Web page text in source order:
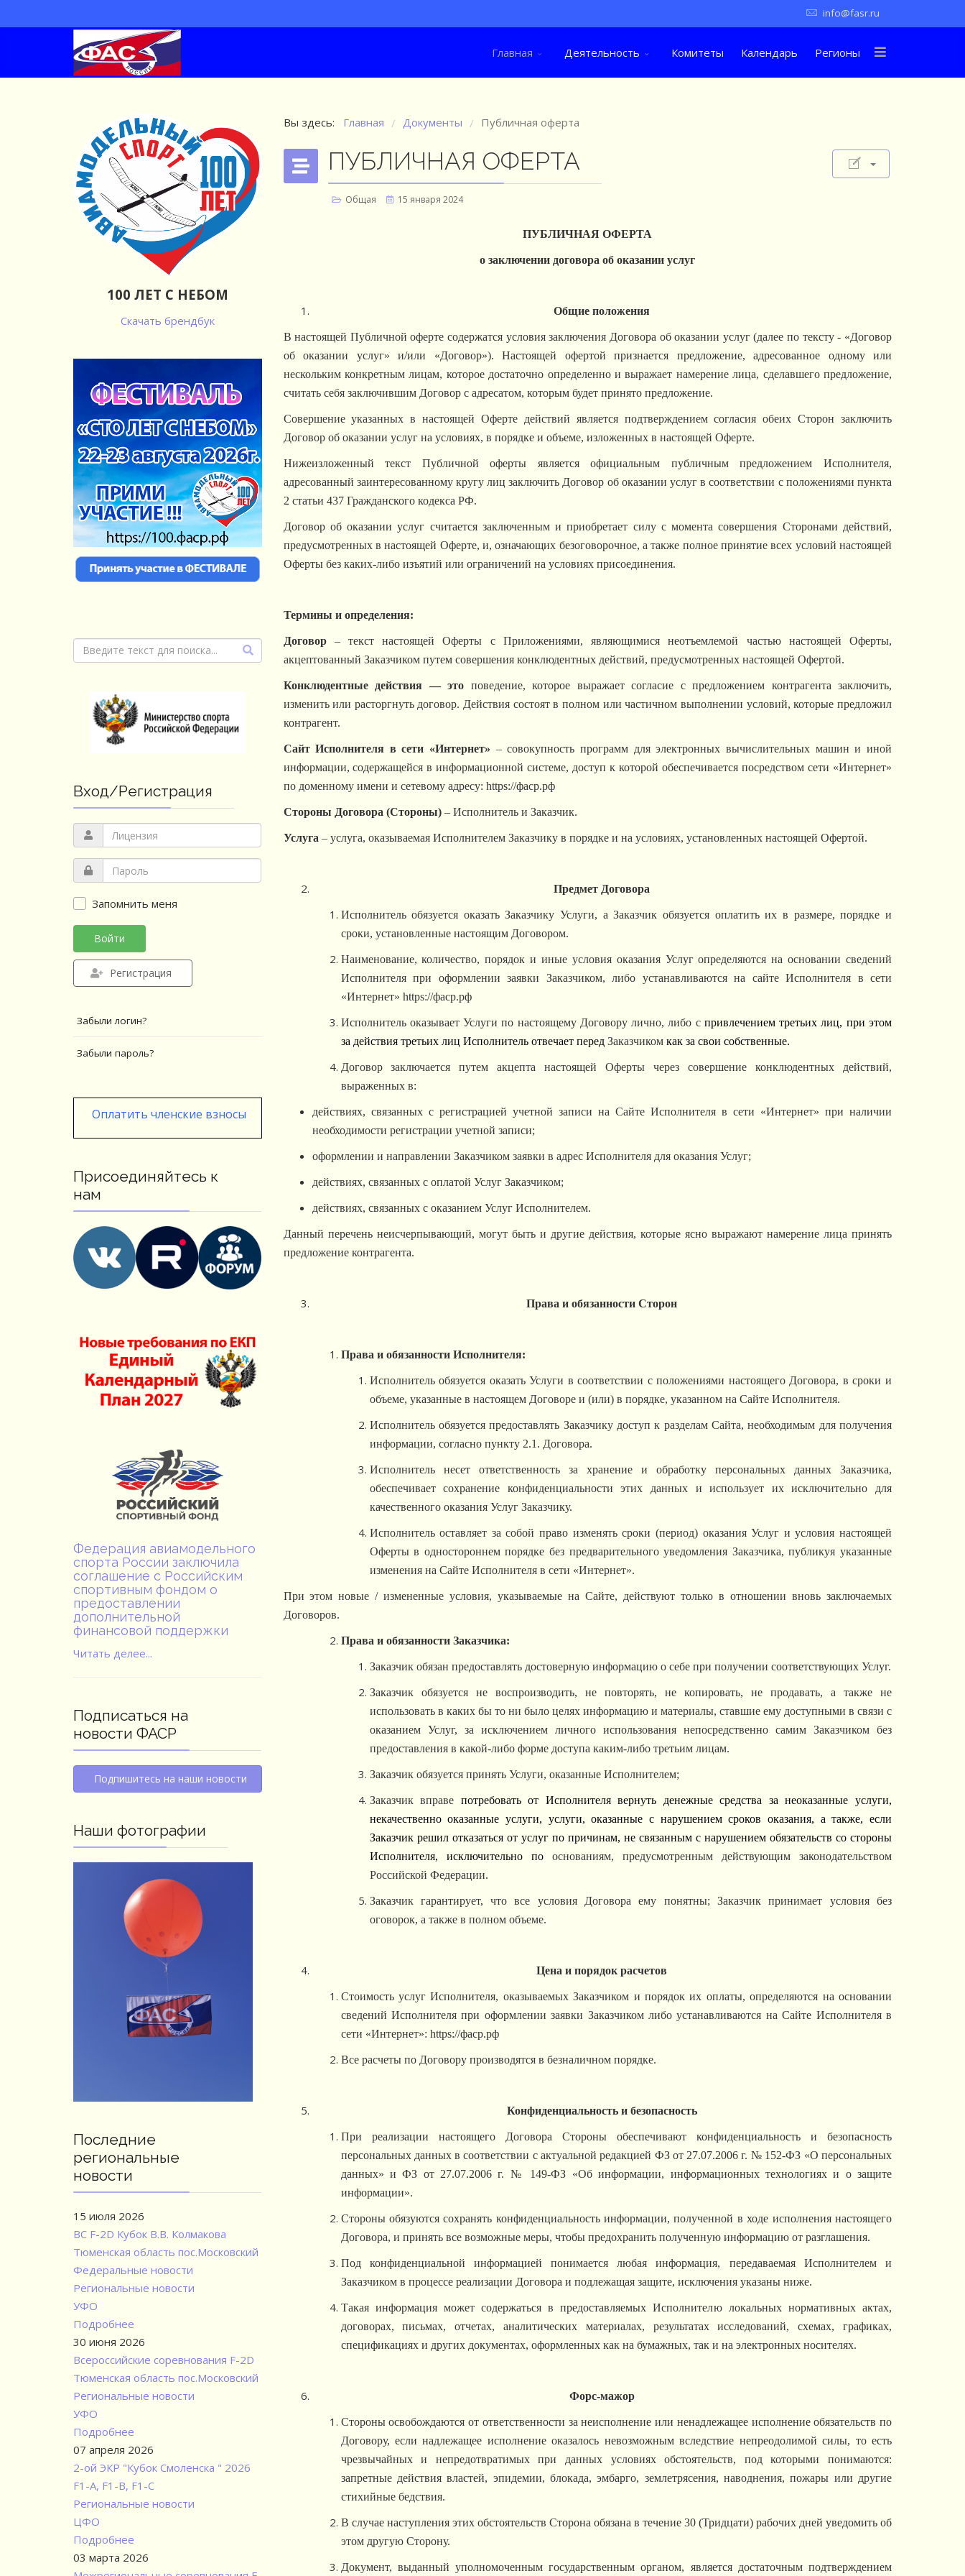
info@fasr.ru
Главная Деятельность Комитеты Календарь Регионы
100 ЛЕТ С НЕБОМ
Скачать брендбук
Вход/Регистрация
Запомнить меня
Войти
Регистрация
Забыли логин?
Забыли пароль?
Оплатить членские взносы
Присоединяйтесь к
нам
Федерация авиамодельного
спорта России заключила
соглашение с Российским
спортивным фондом о
предоставлении
дополнительной
финансовой поддержки
Читать делее...
Подписаться на
новости ФАСР
Подпишитесь на наши новости
Наши фотографии
Последние
региональные
новости
15 июля 2026
ВС F-2D Кубок В.В. Колмакова
Тюменская область пос.Московский
Федеральные новости
Региональные новости
УФО
Подробнее
30 июня 2026
Всероссийские соревнования F-2D
Тюменская область пос.Московский
Региональные новости
УФО
Подробнее
07 апреля 2026
2-ой ЭКР "Кубок Смоленска " 2026
F1-А, F1-В, F1-С
Региональные новости
ЦФО
Подробнее
03 марта 2026
Вы здесь: Главная / Документы / Публичная оферта
ПУБЛИЧНАЯ ОФЕРТА
Общая 15 января 2024
ПУБЛИЧНАЯ ОФЕРТА
о заключении договора об оказании услуг
Общие положения
В настоящей Публичной оферте содержатся условия заключения Договора об оказании услуг (далее по тексту - «Договор
об оказании услуг» и/или «Договор»). Настоящей офертой признается предложение, адресованное одному или
нескольким конкретным лицам, которое достаточно определенно и выражает намерение лица, сделавшего предложение,
считать себя заключившим Договор с адресатом, которым будет принято предложение.
Совершение указанных в настоящей Оферте действий является подтверждением согласия обеих Сторон заключить
Договор об оказании услуг на условиях, в порядке и объеме, изложенных в настоящей Оферте.
Нижеизложенный текст Публичной оферты является официальным публичным предложением Исполнителя,
адресованный заинтересованному кругу лиц заключить Договор об оказании услуг в соответствии с положениями пункта
2 статьи 437 Гражданского кодекса РФ.
Договор об оказании услуг считается заключенным и приобретает силу с момента совершения Сторонами действий,
предусмотренных в настоящей Оферте, и, означающих безоговорочное, а также полное принятие всех условий настоящей
Оферты без каких-либо изъятий или ограничений на условиях присоединения.
Термины и определения:
Договор– текст настоящей Оферты с Приложениями, являющимися неотъемлемой частью настоящей Оферты,
акцептованный Заказчиком путем совершения конклюдентных действий, предусмотренных настоящей Офертой.
Конклюдентные действия — это поведение, которое выражает согласие с предложением контрагента заключить,
изменить или расторгнуть договор. Действия состоят в полном или частичном выполнении условий, которые предложил
контрагент.
Сайт Исполнителя в сети «Интернет» – совокупность программ для электронных вычислительных машин и иной
информации, содержащейся в информационной системе, доступ к которой обеспечивается посредством сети «Интернет»
по доменному имени и сетевому адресу: https://фаср.рф
Стороны Договора (Стороны)– Исполнитель и Заказчик.
Услуга– услуга, оказываемая Исполнителем Заказчику в порядке и на условиях, установленных настоящей Офертой.
Предмет Договора
Исполнитель обязуется оказатьЗаказчику Услуги, аЗаказчикобязуется оплатить их в размере, порядке и
сроки, установленные настоящим Договором.
Наименование, количество, порядок и иные условия оказания Услугопределяются на основании сведений
Исполнителя при оформлении заявки Заказчиком, либо устанавливаются на сайте Исполнителя в сети
«Интернет» https://фаср.рф
Исполнитель оказывает Услуги по настоящему Договору лично, либо с привлечением третьих лиц, при этом
за действия третьих лиц Исполнитель отвечает перед Заказчиком как за свои собственные.
Договор заключается путем акцепта настоящей Оферты через совершение конклюдентных действий,
выраженных в:
действиях, связанных с регистрацией учетной записи на Сайте Исполнителя в сети «Интернет» при наличии
необходимости регистрации учетной записи;
оформлении и направлении Заказчиком заявки в адрес Исполнителя для оказания Услуг;
действиях, связанных с оплатой Услуг Заказчиком;
действиях, связанных с оказанием Услуг Исполнителем.
Данный перечень неисчерпывающий, могут быть и другие действия, которые ясно выражают намерение лица принять
предложение контрагента.
Права и обязанности Сторон
Права и обязанности Исполнителя:
Исполнитель обязуется оказать Услуги в соответствии с положениями настоящего Договора, в сроки и
объеме, указанные в настоящем Договоре и (или) в порядке, указанном на Сайте Исполнителя.
Исполнитель обязуется предоставлять Заказчику доступ к разделам Сайта, необходимым для получения
информации, согласно пункту 2.1. Договора.
Исполнитель несет ответственность за хранение и обработку персональных данных Заказчика,
обеспечивает сохранение конфиденциальности этих данных и использует их исключительно для
качественного оказания Услуг Заказчику.
Исполнитель оставляет за собой право изменять сроки (период) оказания Услуг и условия настоящей
Оферты в одностороннем порядке без предварительного уведомления Заказчика, публикуя указанные
изменения на Сайте Исполнителя в сети «Интернет».
При этом новые / измененные условия, указываемые на Сайте, действуют только в отношении вновь заключаемых
Договоров.
Права и обязанности Заказчика:
Заказчик обязан предоставлять достоверную информацию о себе при получении соответствующих Услуг.
Заказчик обязуется не воспроизводить, не повторять, не копировать, не продавать, а также не
использовать в каких бы то ни было целях информацию и материалы, ставшие ему доступными в связи с
оказанием Услуг, за исключением личного использования непосредственно самим Заказчиком без
предоставления в какой-либо форме доступа каким-либо третьим лицам.
Заказчик обязуется принять Услуги, оказанные Исполнителем;
Заказчик вправе потребовать от Исполнителя вернуть денежные средства за неоказанные услуги,
некачественно оказанные услуги, услуги, оказанные с нарушением сроков оказания, а также, если
Заказчик решил отказаться от услуг по причинам, не связанным с нарушением обязательств со стороны
Исполнителя, исключительно по основаниям, предусмотренным действующим законодательством
Российской Федерации.
Заказчик гарантирует, что все условия Договора ему понятны; Заказчик принимает условия без
оговорок, а также в полном объеме.
Цена и порядок расчетов
Стоимость услуг Исполнителя, оказываемых Заказчиком и порядок их оплаты, определяются на основании
сведений Исполнителя при оформлении заявки Заказчиком либо устанавливаются на Сайте Исполнителя в
сети «Интернет»: https://фаср.рф
Все расчеты по Договору производятся в безналичном порядке.
Конфиденциальность и безопасность
При реализации настоящего Договора Стороны обеспечивают конфиденциальность и безопасность
персональных данных в соответствии с актуальной редакцией ФЗ от 27.07.2006 г. № 152-ФЗ «О персональных
данных» и ФЗ от 27.07.2006 г. № 149-ФЗ «Об информации, информационных технологиях и о защите
информации».
Стороны обязуются сохранять конфиденциальность информации, полученной в ходе исполнения настоящего
Договора, и принять все возможные меры, чтобы предохранить полученную информацию от разглашения.
Под конфиденциальной информацией понимается любая информация, передаваемая Исполнителем и
Заказчиком в процессе реализации Договора и подлежащая защите, исключения указаны ниже.
Такая информация может содержаться в предоставляемых Исполнителю локальных нормативных актах,
договорах, письмах, отчетах, аналитических материалах, результатах исследований, схемах, графиках,
спецификациях и других документах, оформленных как на бумажных, так и на электронных носителях.
Форс-мажор
Стороны освобождаются от ответственности за неисполнение или ненадлежащее исполнение обязательств по
Договору, если надлежащее исполнение оказалось невозможным вследствие непреодолимой силы, то есть
чрезвычайных и непредотвратимых при данных условиях обстоятельств, под которыми понимаются:
запретные действия властей, эпидемии, блокада, эмбарго, землетрясения, наводнения, пожары или другие
стихийные бедствия.
В случае наступления этих обстоятельств Сторона обязана в течение 30 (Тридцати) рабочих дней уведомить об
этом другую Сторону.
Документ, выданный уполномоченным государственным органом, является достаточным подтверждением